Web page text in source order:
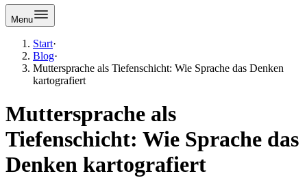
Menu
Start·
Blog·
Muttersprache als Tiefenschicht: Wie Sprache das Denken
kartografiert
Muttersprache als
Tiefenschicht: Wie Sprache das
Denken kartografiert